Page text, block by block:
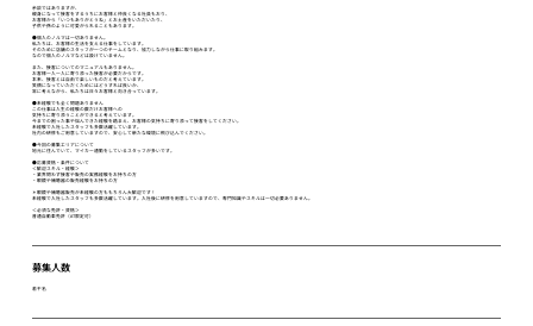
余談ではありますが、
親身になって接客をするうちにお客様と仲良くなる社員もおり、
お客様から「いつもありがとうね」とお土産をいただいたり、
子供や孫のように可愛がられることもあります。
●個人のノルマは一切ありません。
私たちは、お客様の生活を支える仕事をしています。
そのために店舗のスタッフが一つのチームとなり、協力しながら仕事に取り組みます。
なので個人のノルマなどは設けていません。
また、接客についてのマニュアルもありません。
お客様一人一人に寄り添った接客が必要だからです。
本来、接客とは自由で楽しいものだと考えています。
笑顔になっていただくためにはどうすれば良いか、
常に考えながら、私たちは日々お客様と向き合っています。
●未経験でも全く問題ありません
この仕事は人生の経験の数だけお客様への
気持ちに寄り添うことができると考えています。
今までの困った事や悩んできた経験を踏まえ、お客様の気持ちに寄り添って接客をしてください。
未経験で入社したスタッフも多数活躍しています。
社内の研修もご用意していますので、安心して新たな環境に飛び込んでください。
●今回の募集エリアについて
地元に住んでいて、マイカー通勤をしているスタッフが多いです。
●応募資格・条件について
＜歓迎スキル・経験＞
・業界問わず接客や販売の実務経験をお持ちの方
・眼鏡や補聴器の販売経験をお持ちの方
＊眼鏡や補聴器販売が未経験の方ももちろん大歓迎です！
未経験で入社したスタッフも多数活躍しています。入社後に研修を用意していますので、専門知識やスキルは一切必要ありません。
＜必須な免許・資格＞
普通自動車免許（AT限定可）
募集人数
若干名